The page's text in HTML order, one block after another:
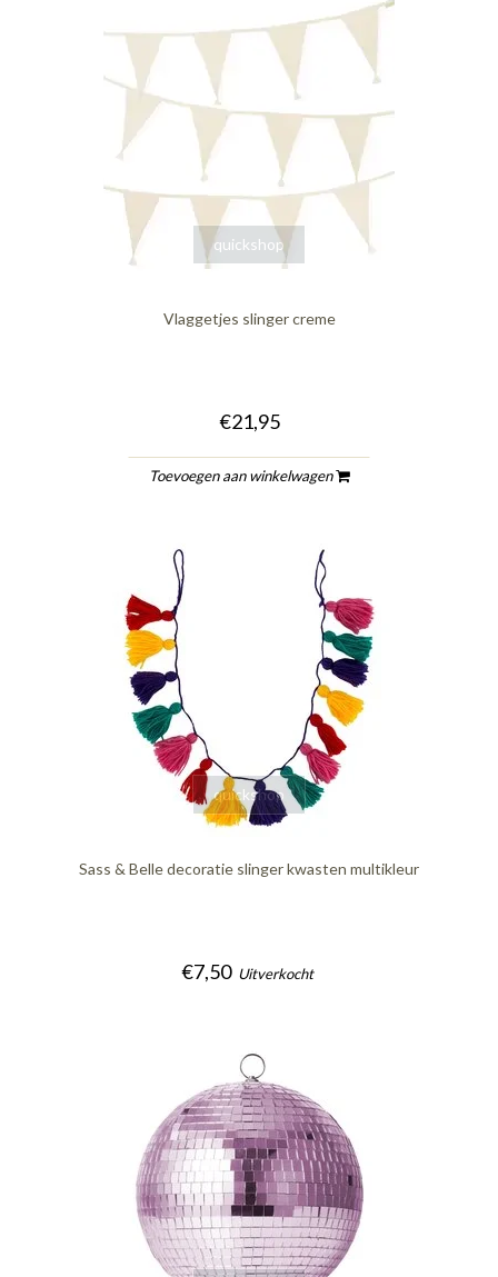
quickshop
Vlaggetjes slinger creme
€21,95
Toevoegen aan winkelwagen
quickshop
Sass & Belle decoratie slinger kwasten multikleur
€7,50 Uitverkocht